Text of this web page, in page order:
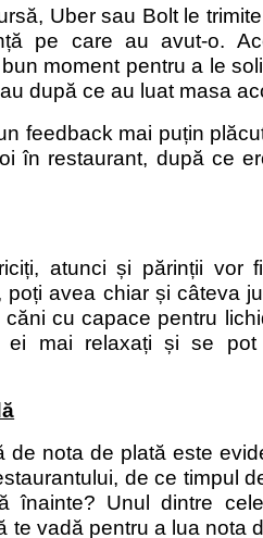
Uber sau Bolt le
pe care au avut-o.
moment pentru a le
după ce au luat masa
feedback mai puțin
în restaurant, după ce
atunci și părinții vor
poți avea chiar și câteva
cu capace pentru
mai relaxați și se
de nota de plată este
de ce timpul
înainte? Unul dintre
te vadă pentru a lua nota